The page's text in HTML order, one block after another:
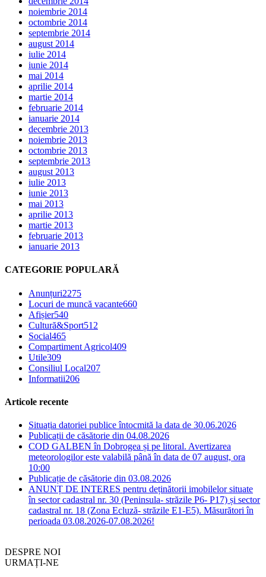
noiembrie 2014
octombrie 2014
septembrie 2014
august 2014
iulie 2014
iunie 2014
mai 2014
aprilie 2014
martie 2014
februarie 2014
ianuarie 2014
decembrie 2013
noiembrie 2013
octombrie 2013
septembrie 2013
august 2013
iulie 2013
iunie 2013
mai 2013
aprilie 2013
martie 2013
februarie 2013
ianuarie 2013
CATEGORIE POPULARĂ
Anunțuri2275
Locuri de muncă vacante660
Afișier540
Cultură&Sport512
Social465
Compartiment Agricol409
Utile309
Consiliul Local207
Informatii206
Articole recente
Situația datoriei publice întocmită la data de 30.06.2026
Publicații de căsătorie din 04.08.2026
COD GALBEN în Dobrogea și pe litoral. Avertizarea
meteorologilor este valabilă până în data de 07 august, ora
10:00
Publicație de căsătorie din 03.08.2026
ANUNȚ DE INTERES pentru deținătorii imobilelor situate
în sector cadastral nr. 30 (Peninsula- străzile P6- P17) și sector
cadastral nr. 18 (Zona Ecluză- străzile E1-E5). Măsurători în
perioada 03.08.2026-07.08.2026!
DESPRE NOI
URMAȚI-NE